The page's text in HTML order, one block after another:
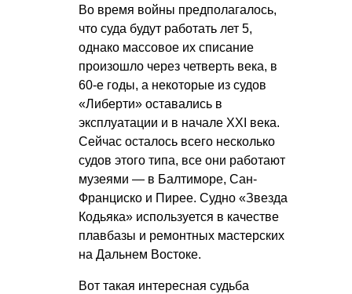
Во время войны предполагалось,
что суда будут работать лет 5,
однако массовое их списание
произошло через четверть века, в
60-е годы, а некоторые из судов
«Либерти» оставались в
эксплуатации и в начале XXI века.
Сейчас осталось всего несколько
судов этого типа, все они работают
музеями — в Балтиморе, Сан-
Франциско и Пирее. Судно «Звезда
Кодьяка» используется в качестве
плавбазы и ремонтных мастерских
на Дальнем Востоке.
Вот такая интересная судьба